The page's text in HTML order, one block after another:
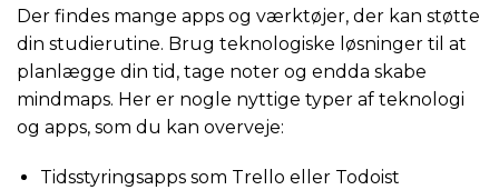
Der findes mange apps og værktøjer, der kan støtte
din studierutine. Brug teknologiske løsninger til at
planlægge din tid, tage noter og endda skabe
mindmaps. Her er nogle nyttige typer af teknologi
og apps, som du kan overveje:
Tidsstyringsapps som Trello eller Todoist